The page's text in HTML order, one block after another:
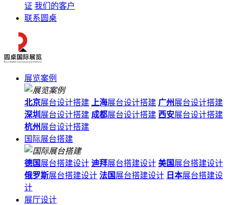
证 我们的客户
联系圆桌
展览案例
北京展台设计搭建 上海展台设计搭建 广州展台设计搭建
深圳 展台设计搭建 成都展台设计搭建 西安展台设计搭建
杭州展台设计搭建
国际展台搭建
德国 展台搭建设计 迪拜展台搭建设计 美国 展台搭建设计
俄罗斯展台搭建设计 法国 展台搭建设计 日本展台搭建设
计
展厅设计